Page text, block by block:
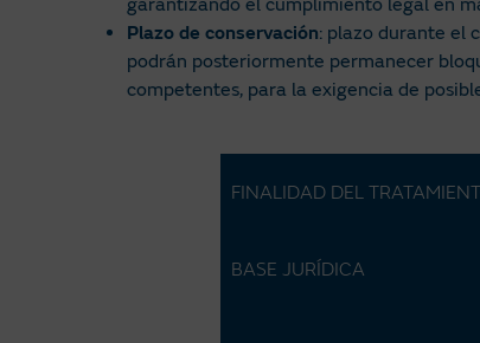
garantizando el cumplimiento legal en
Plazo de conservación: plazo durante el
podrán posteriormente permanecer
competentes, para la exigencia de
FINALIDAD DEL
BASE JURÍDICA